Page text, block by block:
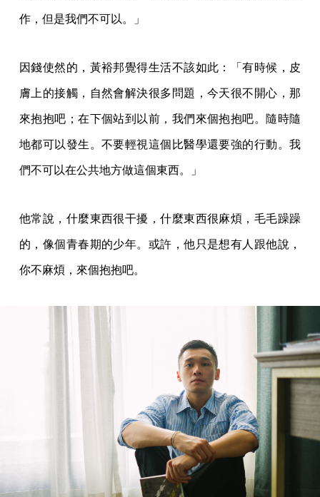
作，但是我們不可以。」
因錢使然的，黃裕邦覺得生活不該如此：「有時候，皮
膚上的接觸，自然會解決很多問題，今天很不開心，那
來抱抱吧；在下個站到以前，我們來個抱抱吧。隨時隨
地都可以發生。不要輕視這個比醫學還要強的行動。我
們不可以在公共地方做這個東西。」
他常說，什麼東西很干擾，什麼東西很麻煩，毛毛躁躁
的，像個青春期的少年。或許，他只是想有人跟他說，
你不麻煩，來個抱抱吧。